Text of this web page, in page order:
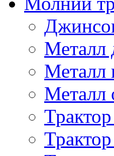
Металл
Металл
Металл